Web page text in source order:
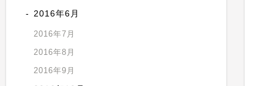
2016年6月
2016年7月
2016年8月
2016年9月